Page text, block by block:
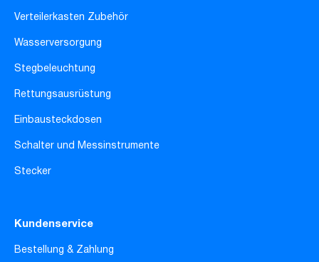
Verteilerkasten Zubehör
Wasserversorgung
Stegbeleuchtung
Rettungsausrüstung
Einbausteckdosen
Schalter und Messinstrumente
Stecker
Kundenservice
Bestellung & Zahlung